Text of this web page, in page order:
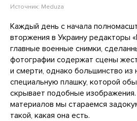
Источник: Meduza
Каждый день с начала
вторжения в Украину редакторы
главные военные снимки,
фотографии содержат сцены
и смерти, однако большинство
специальную плашку, которой
скрывает подобные изображения.
материалов мы стараемся
такой, какая она есть.